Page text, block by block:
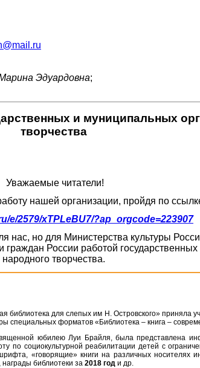
Эдуардовна;
и муниципальных
творчества
Уважаемые читатели!
нашей организации, пройдя по
e/2579/xTPLeBU7/?ap_orgcode=223907
нас, но для Министерства культуры
России работой
народного творчества.
библиотека для слепых им Н. Островского» приняла
специальных форматов «Библиотека – книга –
юбилею Луи Брайля, была представлена
по социокультурной реабилитации детей с
«говорящие» книги на различных
библиотеки за 2018 год и др.